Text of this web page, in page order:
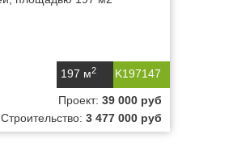
K197147
197 м2
Проект: 39 000 руб
Строительство: 3 477 000 руб